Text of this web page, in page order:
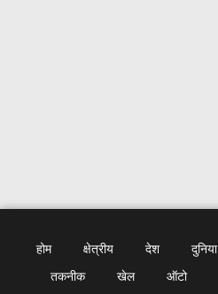
होम क्षेत्रीय देश दुनिया
तकनीक
खेल ऑटो